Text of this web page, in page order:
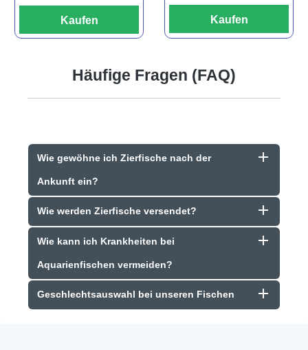
Kaufen Kaufen
Häufige Fragen (FAQ)
Wie gewöhne ich Zierfische nach der
Ankunft ein?
Wie werden Zierfische versendet?
Wie kann ich Krankheiten bei
Aquarienfischen vermeiden?
Geschlechtsauswahl bei unseren Fischen